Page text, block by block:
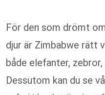
För den som drömt
djur är Zimbabwe rätt
både elefanter,
Dessutom kan du se